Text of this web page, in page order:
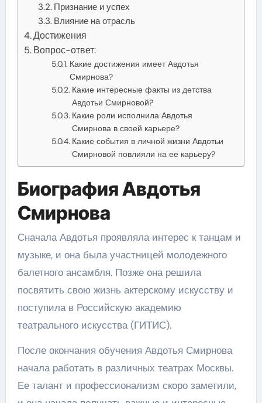
Признание и успех
Влияние на отрасль
Достижения
Вопрос-ответ:
Какие достижения имеет Авдотья
Смирнова?
Какие интересные факты из детства
Авдотьи Смирновой?
Какие роли исполнила Авдотья
Смирнова в своей карьере?
Какие события в личной жизни Авдотьи
Смирновой повлияли на ее карьеру?
Биография Авдотья
Смирнова
Сначала Авдотья проявляла интерес к танцам и
музыке, и она была участницей молодежного
балетного ансамбля. Позже она решила
посвятить свою жизнь актерскому искусству и
поступила в Российскую академию
театрального искусства (ГИТИС).
После окончания обучения Авдотья Смирнова
начала работать в различных театрах Москвы.
Ее талант и профессионализм скоро заметили,